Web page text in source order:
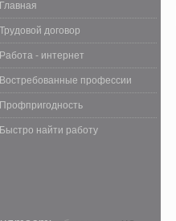
Главная
Трудовой договор
Работа - интернет
Востребованные профессии
Профпригодность
Быстро найти работу